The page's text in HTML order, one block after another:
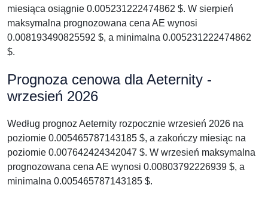
miesiąca osiągnie 0.005231222474862 $. W sierpień
maksymalna prognozowana cena AE wynosi
0.008193490825592 $, a minimalna 0.005231222474862
$.
Prognoza cenowa dla Aeternity -
wrzesień 2026
Według prognoz Aeternity rozpocznie wrzesień 2026 na
poziomie 0.005465787143185 $, a zakończy miesiąc na
poziomie 0.007642424342047 $. W wrzesień maksymalna
prognozowana cena AE wynosi 0.00803792226939 $, a
minimalna 0.005465787143185 $.